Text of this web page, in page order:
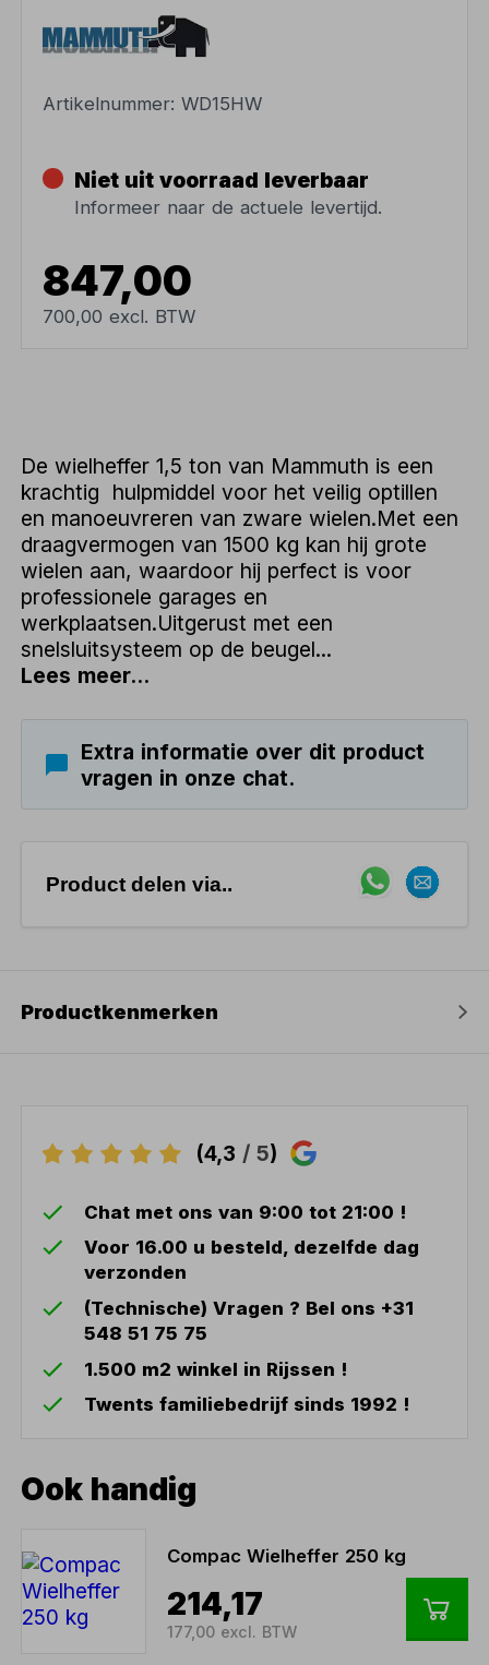
Artikelnummer:WD15HW
Niet uit voorraad leverbaar
Informeer naar de actuele levertijd.
847,00
700,00 excl. BTW
De wielheffer 1,5 ton van Mammuth is een
krachtig hulpmiddel voor het veilig optillen
en manoeuvreren van zware wielen.Met een
draagvermogen van 1500 kg kan hij grote
wielen aan, waardoor hij perfect is voor
professionele garages en
werkplaatsen.Uitgerust met een
snelsluitsysteem op de beugel...
Lees meer...
Extra informatie over dit product
vragen in onze chat.
Product delen via..
Productkenmerken
(4,3 / 5)
Chat met ons van 9:00 tot 21:00 !
Voor 16.00 u besteld, dezelfde dag
verzonden
(Technische) Vragen ? Bel ons +31
548 51 75 75
1.500 m2 winkel in Rijssen !
Twents familiebedrijf sinds 1992 !
Ook handig
Compac Wielheffer 250 kg
214,17
177,00 excl. BTW